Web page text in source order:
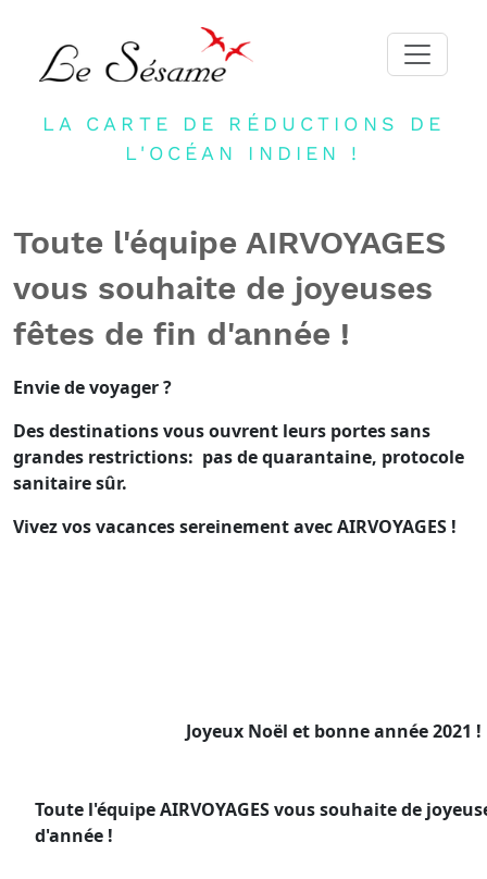
ACCUEIL
BLOG
NEWSLETTER
CONTACT
FR
LA CARTE DE RÉDUCTIONS DE
L'OCÉAN INDIEN !
Toute l'équipe AIRVOYAGES
vous souhaite de joyeuses
fêtes de fin d'année !
Envie de voyager ?
Des destinations vous ouvrent leurs portes sans
grandes restrictions: pas de quarantaine, protocole
sanitaire sûr.
Vivez vos vacances sereinement avec AIRVOYAGES !
Joyeux Noël et bonne année 2021 !
Toute l'équipe AIRVOYAGES vous souhaite de
d'année !